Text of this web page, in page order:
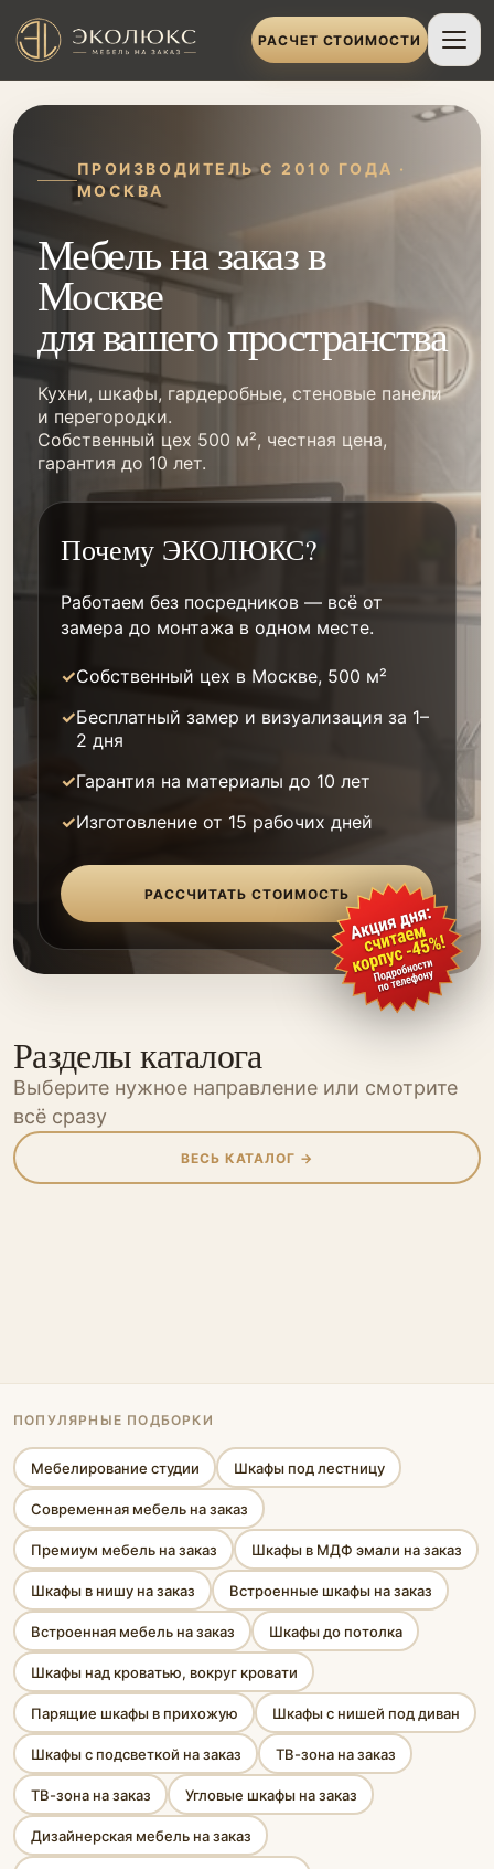
РАСЧЕТ СТОИМОСТИ
ПРОИЗВОДИТЕЛЬ С 2010 ГОДА ·
МОСКВА
Мебель на заказ в
Москве
для вашего пространства
Кухни, шкафы, гардеробные, стеновые панели
и перегородки.
Собственный цех 500 м², честная цена,
гарантия до 10 лет.
Почему ЭКОЛЮКС?
Работаем без посредников — всё от
замера до монтажа в одном месте.
Собственный цех в Москве, 500 м²
Бесплатный замер и визуализация за 1–
2 дня
Гарантия на материалы до 10 лет
Изготовление от 15 рабочих дней
РАССЧИТАТЬ СТОИМОСТЬ
Разделы каталога
Выберите нужное направление или смотрите
всё сразу
ВЕСЬ КАТАЛОГ →
Шкафы Шкафы-купе
ПОПУЛЯРНЫЕ ПОДБОРКИ
Мебелирование студии Шкафы под лестницу
Современная мебель на заказ
Премиум мебель на заказ Шкафы в МДФ эмали на заказ
Шкафы в нишу на заказ Встроенные шкафы на заказ
Встроенная мебель на заказ Шкафы до потолка
Шкафы над кроватью, вокруг кровати
Парящие шкафы в прихожую Шкафы с нишей под диван
Шкафы с подсветкой на заказ ТВ-зона на заказ
ТВ-зона на заказ Угловые шкафы на заказ
Дизайнерская мебель на заказ